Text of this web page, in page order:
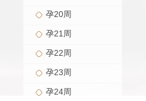
孕20周
孕21周
孕22周
孕23周
孕24周